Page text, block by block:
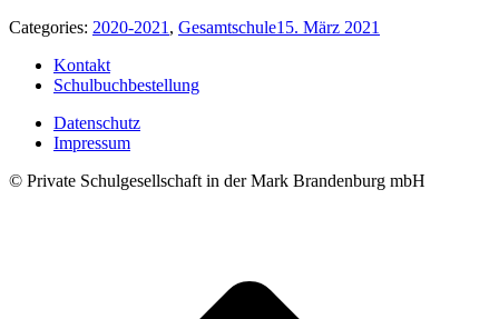
Categories: 2020-2021 , Gesamtschule15. März 2021
Kontakt
Schulbuchbestellung
Datenschutz
Impressum
© Private Schulgesellschaft in der Mark Brandenburg mbH